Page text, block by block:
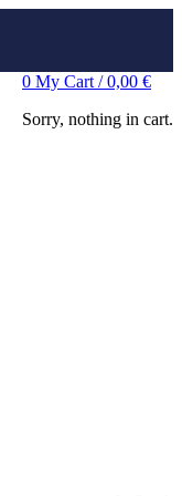
0 My Cart /0,00 €
Sorry, nothing in cart.